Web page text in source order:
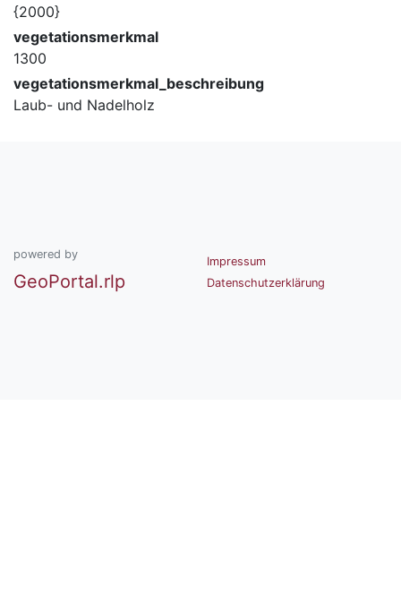
{2000}
vegetationsmerkmal
1300
vegetationsmerkmal_beschreibung
Laub- und Nadelholz
powered by
GeoPortal.rlp
Impressum
Datenschutzerklärung